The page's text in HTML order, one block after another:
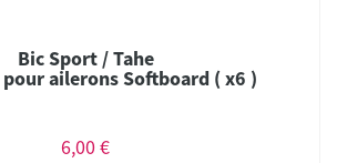
Bic Sport / Tahe
ailerons Softboard ( x6 )
6,00 €